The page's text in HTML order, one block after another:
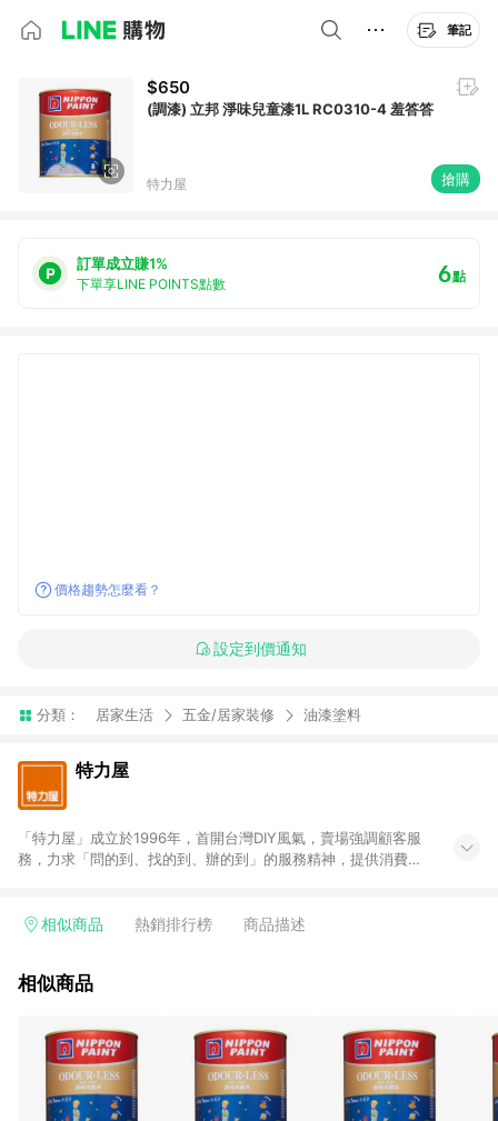
筆記
$650
(調漆) 立邦 淨味兒童漆1L RC0310-4 羞答答
特力屋 搶購
訂單成立賺1%
下單享LINE POINTS點數 6點
價格趨勢怎麼看？
設定到價通知
分類： 居家生活 五金/居家裝修 油漆塗料
特力屋
「特力屋」成立於1996年，首開台灣DIY風氣，賣場強調顧客服
務，力求「問的到、找的到、辦的到」的服務精神，提供消費者
客找到居家修繕、佈置或裝潢時所需；另外，在各家分店內規劃
等各方面進行整合，提升服務質感，期望每一位來店顧客，能輕
結帳流程(Easy to buy)、每次到「特力屋」購物都能得到新的啟
發與靈感(Exciting experience)，同時持續提供消費者居家修繕
最佳解決方案，以創造優質居家環境為首要目標，成為消費者打
造幸福家園時的優先選擇。
相似商品 熱銷排行榜 商品描述
相似商品